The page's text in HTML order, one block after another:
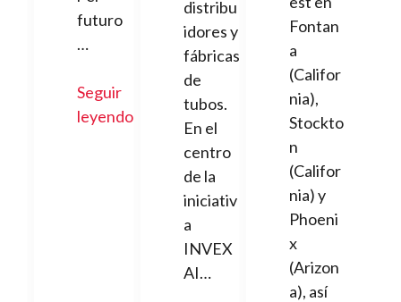
futuro
…
Seguir
leyendo
distribu
idores y
fábricas
de
tubos.
En el
centro
de la
iniciativ
a
INVEX
AI…
Fontan
a
(Califor
nia),
Stockto
n
(Califor
nia) y
Phoeni
x
(Arizon
a), así